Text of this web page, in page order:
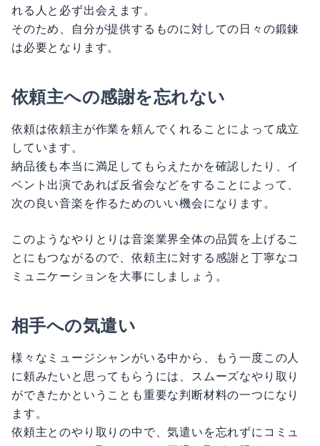
れる人と必ず出会えます。
そのため、自分が提供するものに対しての日々の鍛錬
は必要となります。
依頼主への感謝を忘れない
依頼は依頼主が作業を頼んでくれることによって成立
しています。
納品後も本当に満足してもらえたかを確認したり、イ
ベント出演であれば反省会などをすることによって、
次の良い音楽を作るためのいい機会になります。
このようなやりとりは音楽業界全体の品質を上げるこ
とにもつながるので、依頼主に対する感謝と丁寧なコ
ミュニケーションを大事にしましょう。
相手への気遣い
様々なミュージシャンがいる中から、もう一度この人
に頼みたいと思ってもらうには、スムーズなやり取り
ができたかということも重要な判断材料の一つになり
ます。
依頼主とのやり取りの中で、気遣いを忘れずにコミュ